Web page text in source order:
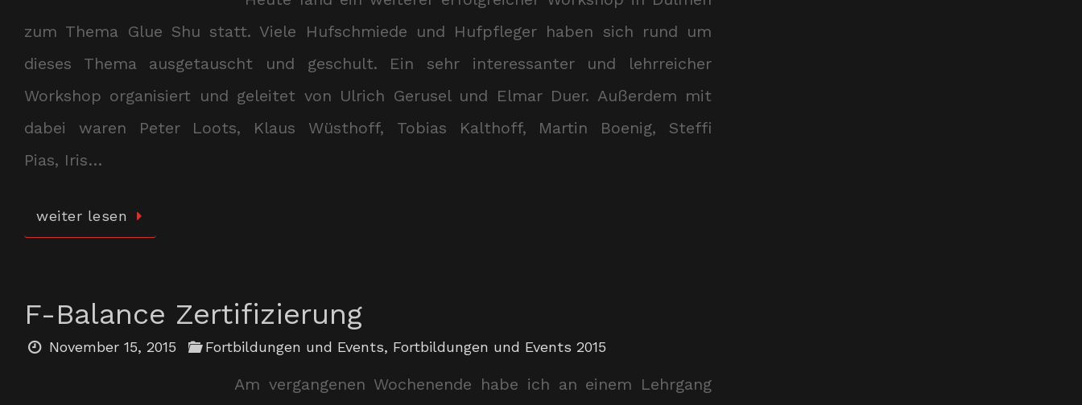
zum Thema Glue Shu statt. Viele Hufschmiede und Hufpfleger haben sich rund um
dieses Thema ausgetauscht und geschult. Ein sehr interessanter und lehrreicher
Workshop organisiert und geleitet von Ulrich Gerusel und Elmar Duer. Außerdem mit
dabei waren Peter Loots, Klaus Wüsthoff, Tobias Kalthoff, Martin Boenig, Steffi
Pias, Iris…
weiter lesen
F-Balance Zertifizierung
November 15, 2015 Fortbildungen und Events, Fortbildungen und Events 2015
Am vergangenen Wochenende habe ich an einem Lehrgang